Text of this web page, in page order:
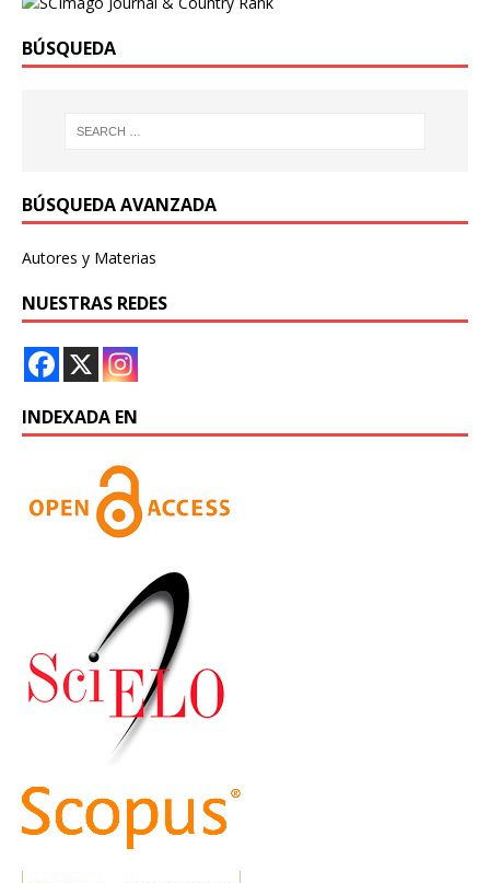
BÚSQUEDA
BÚSQUEDA AVANZADA
Autores y Materias
NUESTRAS REDES
INDEXADA EN